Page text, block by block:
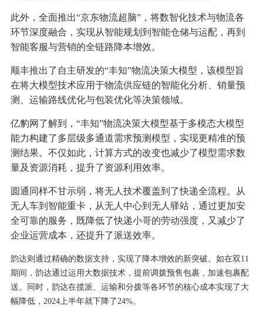
此外，全面推出“京东物流超脑”，将数智化技术与物流各
环节深度融合，实现从智能规划到智能仓储与运配，再到
智能客服与营销的全链路降本增效。
顺丰推出了自主研发的“丰知”物流决策大模型，该模型旨
在将大模型技术应用于物流供应链的智能化分析、销量预
测、运输路线优化与包装优化等决策领域。
亿豹网了解到，“丰知”物流决策大模型基于多模态大模型
能力构建了多层级多通道需求预测模型，实现更精准的预
测结果。不仅如此，计算方式的改变也减少了模型需求数
量及资源消耗，提升了资源利用效率。
圆通同样不甘示弱，将无人技术覆盖到了快递全流程。从
无人车到智能重卡，从无人中心到无人驿站，通过更加安
全可靠的服务，既降低了快递小哥的劳动强度，又减少了
企业运营成本，还提升了派送效率。
韵达则通过精确的数据支持，实现了降本增效的新突破。如在双11
期间，韵达通过运用大数据技术，提前调拨预售包裹，加速包裹配
送。同时，韵达在揽派、运输和分拨等各环节的核心成本实现了大
幅降低， 2024上半年就下降了24%。